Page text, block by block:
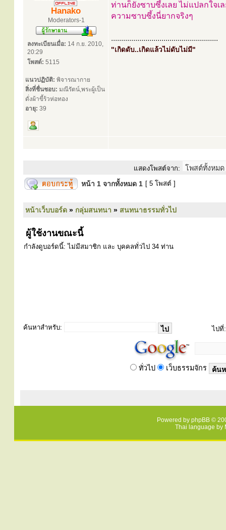
Hanako
Moderators-1
ลงทะเบียนเมื่อ: 14 ก.ย. 2010,
20:29
โพสต์: 5115
แนวปฏิบัติ: พิจารณากาย
สิ่งที่ชื่นชอบ: มณีรัตน์,พระผู้เป็น
ดั่งผ้าขี้ร้วห่อทอง
อายุ: 39
ท่านก็ยังซาบซึ้งเลย ไม่แปลกใจ
ความซาบซึ้งนี่ยากจริงๆ
.....................................................
"เกิดดับ..เกิดแล้วไม่ดับไม่มี"
แสดงโพสต์จาก:
หน้า 1 จากทั้งหมด 1 [ 5 โพสต์ ]
หน้าเว็บบอร์ด » กลุ่มสนทนา » สนทนาธรรมทั่วไป
ผู้ใช้งานขณะนี้
กำลังดูบอร์ดนี้: ไม่มีสมาชิก และ บุคคลทั่วไป 34 ท่าน
ค้นหาสำหรับ: ไปที่:
ทั่วไป เว็บธรรมจักร
Powered by phpBB ©
Thai language by